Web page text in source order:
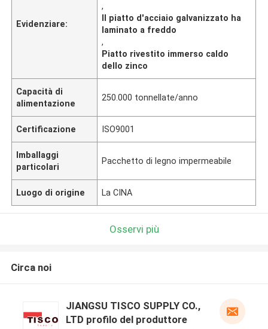
Evidenziare:
,
Il piatto d'acciaio galvanizzato ha
laminato a freddo
,
Piatto rivestito immerso caldo
dello zinco
Capacità di
alimentazione
250.000 tonnellate/anno
Certificazione ISO9001
Imballaggi
particolari
Pacchetto di legno impermeabile
Luogo di origine La CINA
Osservi più
Circa noi
JIANGSU TISCO SUPPLY CO.,
LTD profilo del produttore